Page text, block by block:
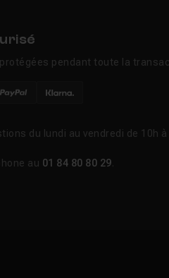
pendant toute la
du lundi au vendredi de 10h
au 01 84 80 80 29.